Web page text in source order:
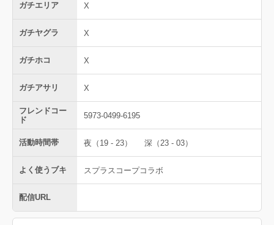
ガチエリア X
ガチヤグラ X
ガチホコ X
ガチアサリ X
フレンドコー
ド
5973-0499-6195
活動時間帯 夜（19 - 23） 深（23 - 03）
よく使うブキ スプラスコープコラボ
配信URL